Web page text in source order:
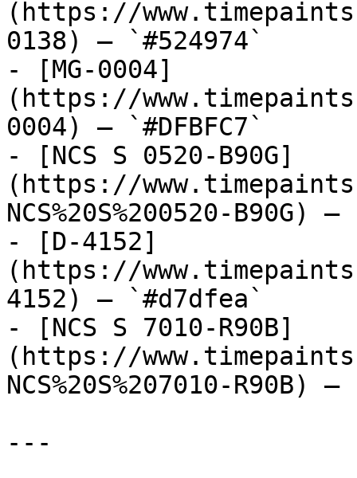
(https://
0138) — `#524974`
- [MG-0004]
(https://
0004) — `#DFBFC7`
- [NCS S 0520-B90G]
(https://
NCS%20S%200520-B90G)
- [D-4152]
(https://
4152) — `#d7dfea`
- [NCS S 7010-R90B]
(https://
NCS%20S%207010-R90B)
---